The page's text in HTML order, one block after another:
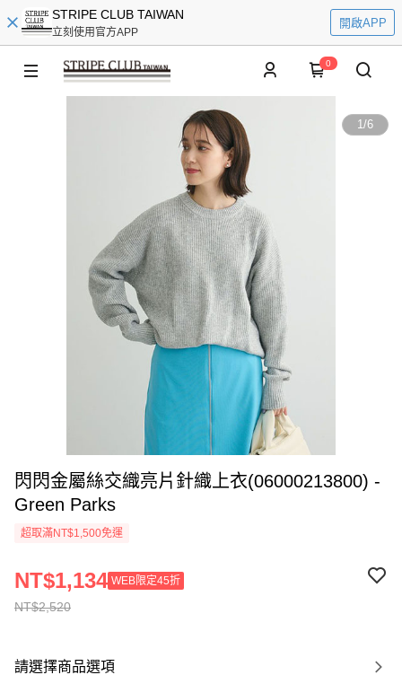
STRIPE CLUB TAIWAN
立刻使用官方APP
開啟APP
0
1/6
閃閃金屬絲交織亮片針織上衣(06000213800) -
Green Parks
超取滿NT$1,500免運
NT$2,520
NT$1,134 WEB限定45折
請選擇商品選項